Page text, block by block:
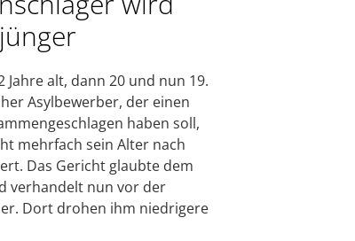
Jahre alt, dann 20 und nun 19.
Asylbewerber, der einen
haben soll,
mehrfach sein Alter nach
Das Gericht glaubte dem
verhandelt nun vor der
Dort drohen ihm niedrigere